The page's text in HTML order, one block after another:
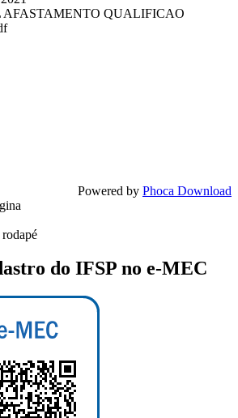
QUALIFICAO
Powered by Phoca Download
do IFSP no e-MEC